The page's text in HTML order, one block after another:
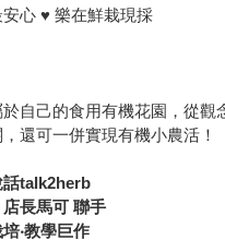
安心 ♥ 樂在鮮栽現採
自己的食用有機花園，從
還可一併實現有機小農活！
話talk2herb
長馬可 聯手
‧教學巨作